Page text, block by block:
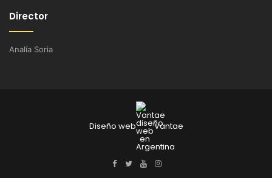
Director
Analía Soria
Diseño web Vantae